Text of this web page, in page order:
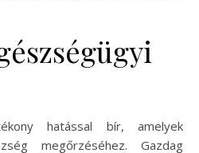
hatással bír, amelyek
megőrzéséhez. Gazdag